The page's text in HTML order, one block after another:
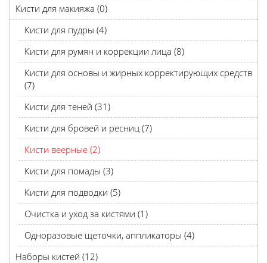
Кисти для макияжа (0)
Кисти для пудры (4)
Кисти для румян и коррекции лица (8)
Кисти для основы и жирных корректирующих средств
(7)
Кисти для теней (31)
Кисти для бровей и ресниц (7)
Кисти веерные (2)
Кисти для помады (3)
Кисти для подводки (5)
Очистка и уход за кистями (1)
Одноразовые щеточки, аппликаторы (4)
Наборы кистей (12)